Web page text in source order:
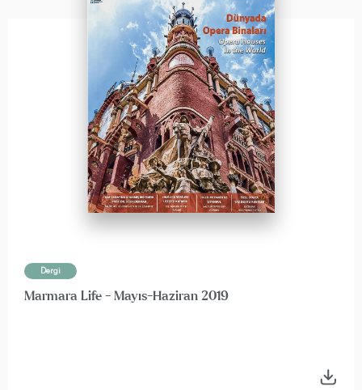
Dergi
Marmara Life - Mayıs-Haziran 2019